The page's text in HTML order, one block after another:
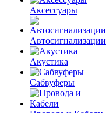
Аксессуары
Автосигнализации
Акустика
Сабвуферы